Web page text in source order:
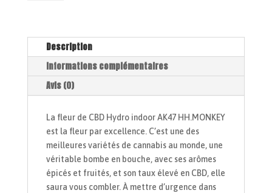
47
Description
Informations complémentaires
Avis (0)
La fleur de CBD Hydro indoor AK47 HH.MONKEY
est la fleur par excellence. C’est une des
meilleures variétés de cannabis au monde, une
véritable bombe en bouche, avec ses arômes
épicés et fruités, et son taux élevé en CBD, elle
saura vous combler. À mettre d’urgence dans